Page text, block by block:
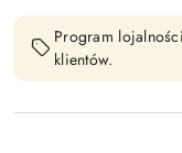
Program
klientów.